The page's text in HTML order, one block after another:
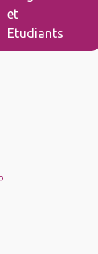
et
Etudiants